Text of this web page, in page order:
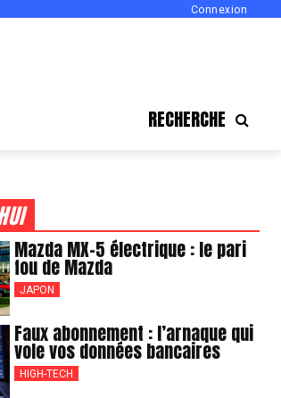
Connexion
RECHERCHE
Mazda MX-5 électrique : le pari
fou de Mazda
JAPON
Faux abonnement : l’arnaque qui
vole vos données bancaires
HIGH-TECH